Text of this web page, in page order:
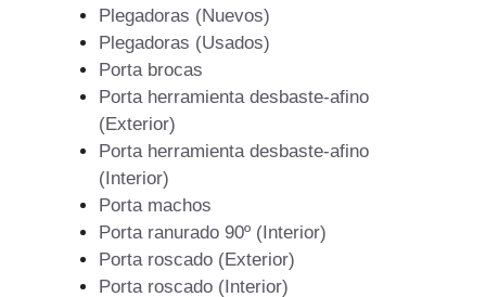
Plegadoras (Nuevos)
Plegadoras (Usados)
Porta brocas
Porta herramienta desbaste-afino
(Exterior)
Porta herramienta desbaste-afino
(Interior)
Porta machos
Porta ranurado 90º (Interior)
Porta roscado (Exterior)
Porta roscado (Interior)